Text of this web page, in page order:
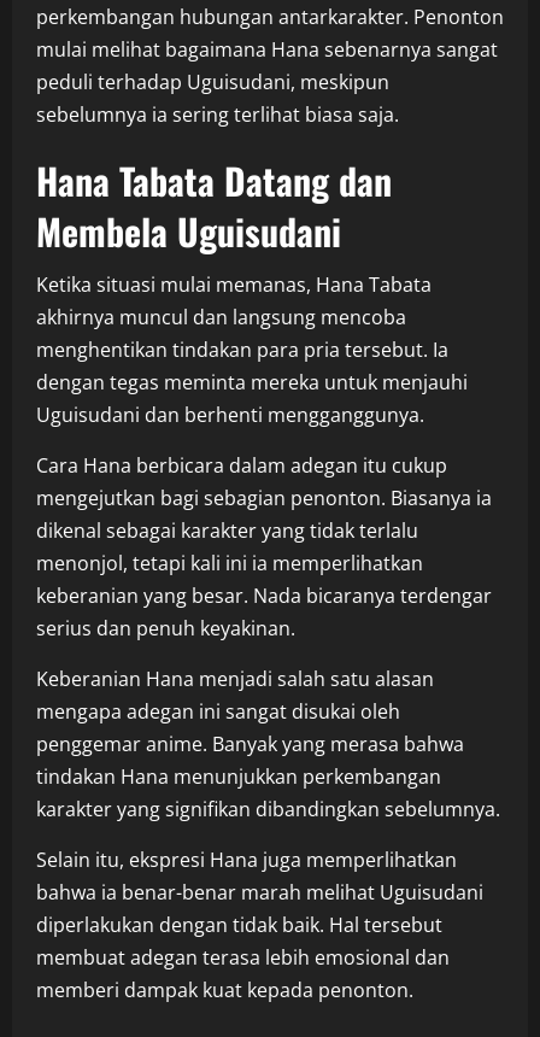
perkembangan hubungan antarkarakter. Penonton
mulai melihat bagaimana Hana sebenarnya sangat
peduli terhadap Uguisudani, meskipun
sebelumnya ia sering terlihat biasa saja.
Hana Tabata Datang dan
Membela Uguisudani
Ketika situasi mulai memanas, Hana Tabata
akhirnya muncul dan langsung mencoba
menghentikan tindakan para pria tersebut. Ia
dengan tegas meminta mereka untuk menjauhi
Uguisudani dan berhenti mengganggunya.
Cara Hana berbicara dalam adegan itu cukup
mengejutkan bagi sebagian penonton. Biasanya ia
dikenal sebagai karakter yang tidak terlalu
menonjol, tetapi kali ini ia memperlihatkan
keberanian yang besar. Nada bicaranya terdengar
serius dan penuh keyakinan.
Keberanian Hana menjadi salah satu alasan
mengapa adegan ini sangat disukai oleh
penggemar anime. Banyak yang merasa bahwa
tindakan Hana menunjukkan perkembangan
karakter yang signifikan dibandingkan sebelumnya.
Selain itu, ekspresi Hana juga memperlihatkan
bahwa ia benar-benar marah melihat Uguisudani
diperlakukan dengan tidak baik. Hal tersebut
membuat adegan terasa lebih emosional dan
memberi dampak kuat kepada penonton.